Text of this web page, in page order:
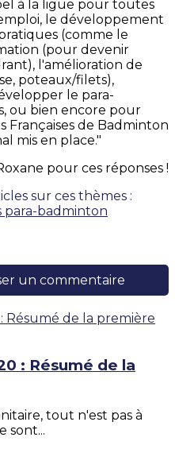
à la ligue pour toutes
le développement
(comme le
(pour devenir
l'amélioration de
poteaux/filets),
le para-
ou bien encore pour
Françaises de Badminton
mis en place."
pour ces réponses !
sur ces thèmes :
para-badminton
un commentaire
: Résumé de la
tout n'est pas à
sont...